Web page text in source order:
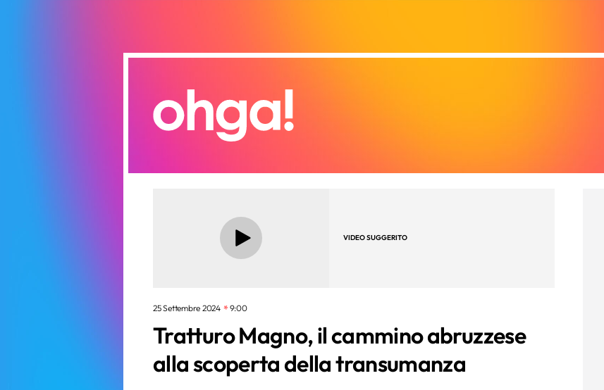
VIDEO SUGGERITO
25 Settembre 2024 9:00
Tratturo Magno, il cammino abruzzese
alla scoperta della transumanza